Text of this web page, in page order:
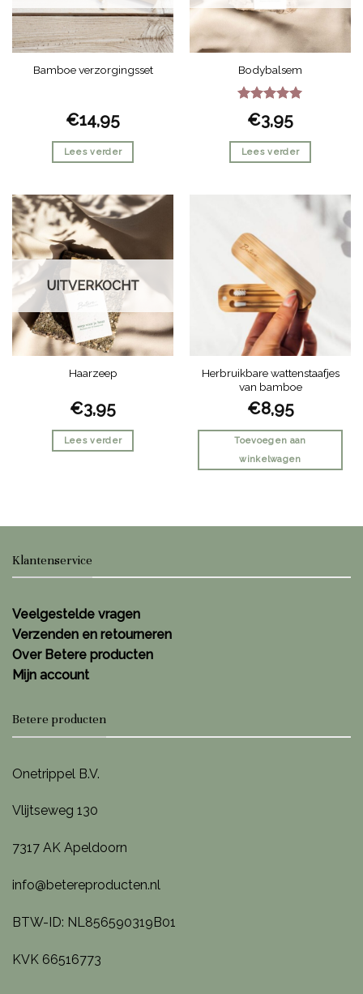
Bamboe verzorgingsset
€14,95
Lees verder
Bodybalsem
Gewaardeerd
uit 5
€3,95
Lees verder
UITVERKOCHT
Haarzeep
€3,95
Lees verder
Herbruikbare wattenstaafjes
van bamboe
€8,95
Toevoegen aan
winkelwagen
Klantenservice
Veelgestelde vragen
Verzenden en retourneren
Over Betere producten
Mijn account
Betere producten
Onetrippel B.V.
Vlijtseweg 130
7317 AK Apeldoorn
info@betereproducten.nl
BTW-ID: NL856590319B01
KVK 66516773